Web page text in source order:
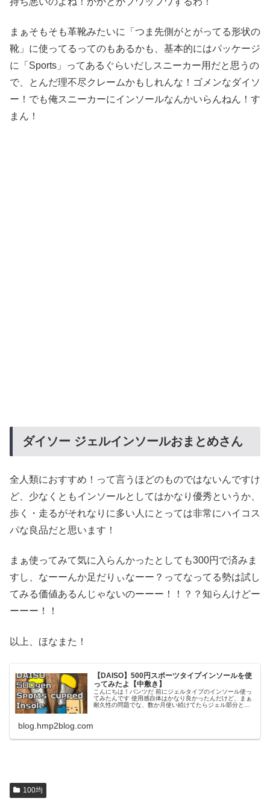
まぁそもそも革靴みたいに「つま先側がとがってる形状の
靴」に使ってるってのもあるかも、基本的にはパッケージ
に「Sports」ってあるぐらいだしスニーカー用だと思うの
で、とんだ理不尽クレームかもしれんな！ゴメンなダイソ
ー！でも俺スニーカーにインソールなんかいらんねん！す
まん！
ダイソー ジェルインソールおまとめさん
全人類におすすめ！って言うほどのものではないんですけ
ど、少なくともインソールとしてはかなり優秀というか、
歩く・走るがそれなりに多い人にとっては非常にハイコス
パな良品だと思います！
まぁ使ってみて気に入らんかったとしても300円で済みま
すし、なーーんか足だりぃなーー？ってなってる勢は試し
てみる価値あるんじゃないのーーー！！？？知らんけどー
ーーー！！
以上、ほなまた！
【DAISO】500円スポーツタイプインソールを使
ってみたよ【中敷き】
こんにちは！パンツだ 前にジェルタイプのインソール使っ
てみたんです 使用感自体はかなり良かったんだけど、まぁ
耐久性の問題でな、数か月使い続けてたらジェル部分と表
blog.hmp2blog.com
100均